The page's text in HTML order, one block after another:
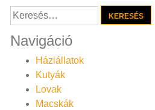
Keresés:
Navigáció
Háziállatok
Kutyák
Lovak
Macskák